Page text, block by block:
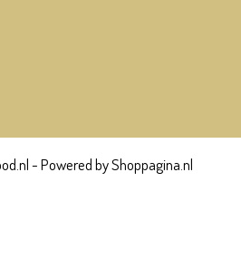
- Powered by Shoppagina.nl